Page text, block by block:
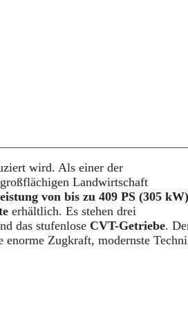
wird. Als einer der
Landwirtschaft
von bis zu 409 PS (305 kW)
erhältlich. Es stehen drei
das stufenlose CVT-Getriebe.
enorme Zugkraft, modernste